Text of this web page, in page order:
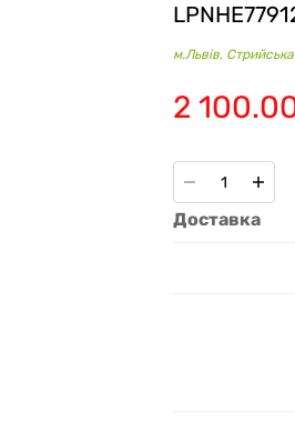
м.Львів,
2
Доставка